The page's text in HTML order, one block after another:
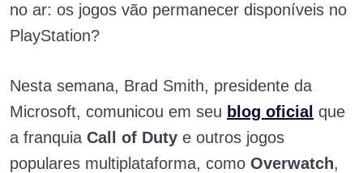
no ar: os jogos vão permanecer disponíveis no
PlayStation?
Nesta semana, Brad Smith, presidente da
Microsoft, comunicou em seu blog oficial que
a franquia Call of Duty e outros jogos
populares multiplataforma, como Overwatch,